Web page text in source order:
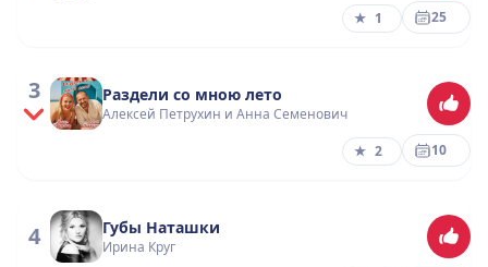
★ 1 25
3 Раздели со мною лето
Алексей Петрухин и Анна Семенович
★ 2 10
4 Губы Наташки
Ирина Круг